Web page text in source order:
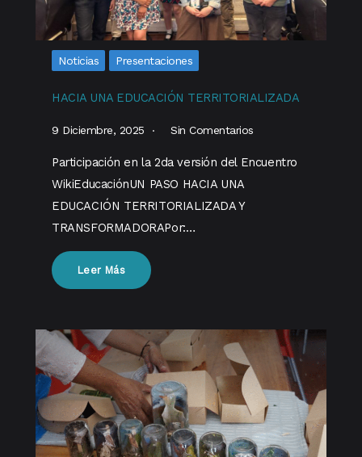
Noticias Presentaciones
HACIA UNA EDUCACIÓN TERRITORIALIZADA
9 Diciembre, 2025 Sin Comentarios
Participación en la 2da versión del Encuentro
WikiEducaciónUN PASO HACIA UNA
EDUCACIÓN TERRITORIALIZADA Y
TRANSFORMADORAPor:…
Leer Más